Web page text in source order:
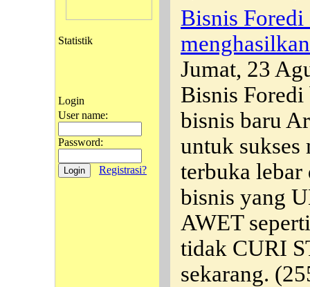
Statistik
Login
User name:
Password:
Registrasi?
Bisnis Foredi
Jumat, 23
Bisnis Foredi
bisnis baru
untuk sukses
terbuka
bisnis yang
AWET
tidak CURI
sekarang.